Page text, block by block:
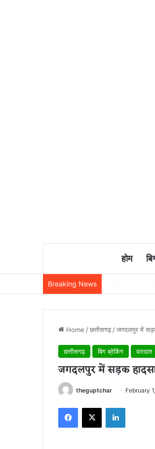
होम
Breaking News
Home /छत्तीसगढ़ /जगदलपुर में
छत्तीसगढ़ बिग ब्रेकिंग वारदात
जगदलपुर में सड़क
theguptchar February